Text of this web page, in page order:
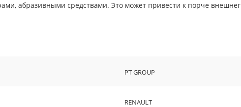
абразивными средствами. Это может привести к порче
PT GROUP
RENAULT